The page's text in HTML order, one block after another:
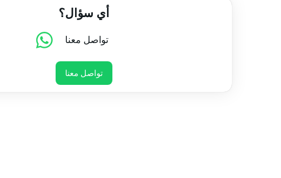
أي سؤال؟
تواصل معنا
تواصل معنا